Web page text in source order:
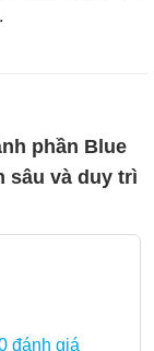
phần Blue
sâu và duy trì
đánh giá